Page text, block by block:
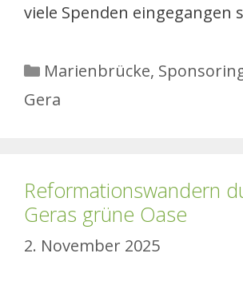
viele Spenden eingegangen
Kategorien
Marienbrücke,
Gera
Reformationswandern
Geras grüne Oase
2. November 2025